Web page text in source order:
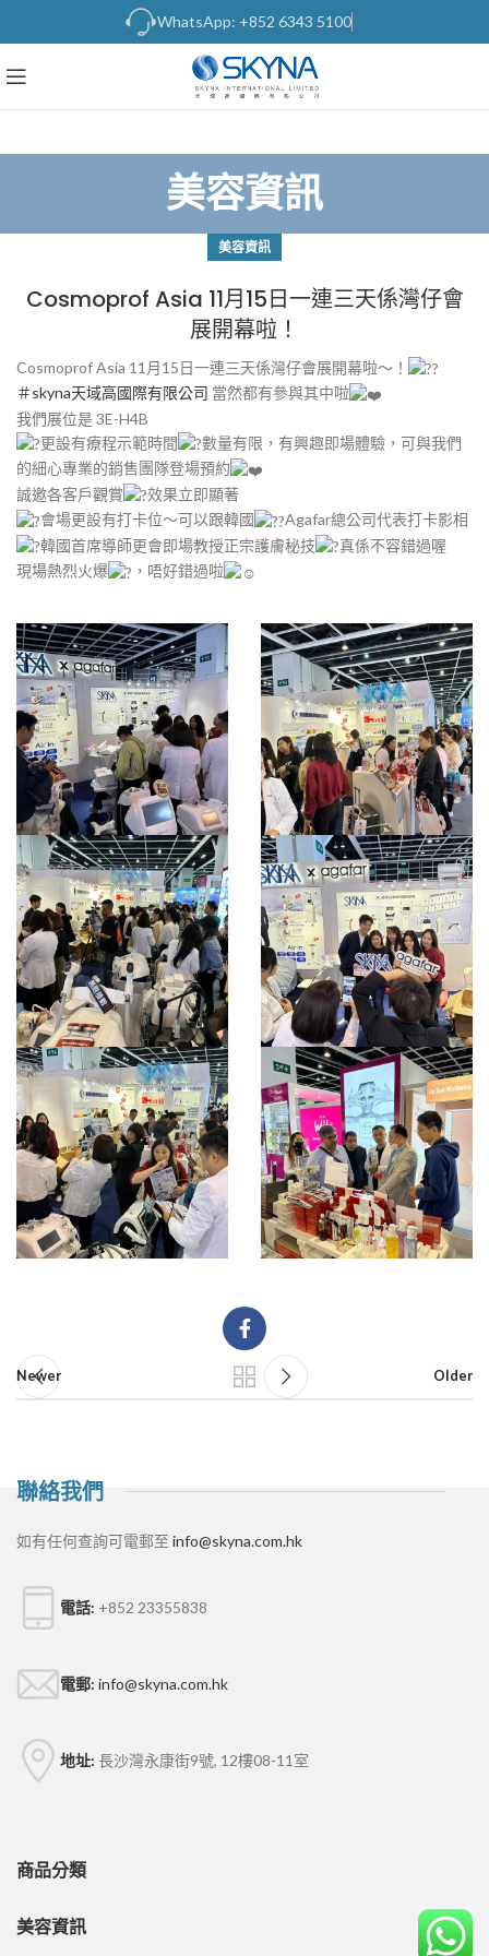
WhatsApp: +852 6343 5100
美容資訊
美容資訊
Cosmoprof Asia 11月15日一連三天係灣仔會
展開幕啦！
Cosmoprof Asia 11月15日一連三天係灣仔會展開幕啦～！
＃skyna天域高國際有限公司 當然都有參與其中啦
我們展位是 3E-H4B
更設有療程示範時間
數量有限，有興趣即場體驗，可與我們
的細心專業的銷售團隊登場預約
誠邀各客戶觀賞
效果立即顯著
會場更設有打卡位～可以跟韓國
Agafar總公司代表打卡影相
韓國首席導師更會即場教授正宗護膚秘技
真係不容錯過喔
現場熱烈火爆
，唔好錯過啦
Newer Older
聯絡我們
如有任何查詢可電郵至 info@skyna.com.hk
電話: +852 23355838
電郵: info@skyna.com.hk
地址: 長沙灣永康街9號, 12樓08-11室
商品分類
美容資訊